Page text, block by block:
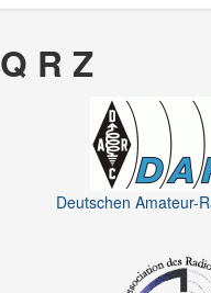
Q R Z
Deutschen Amateur-